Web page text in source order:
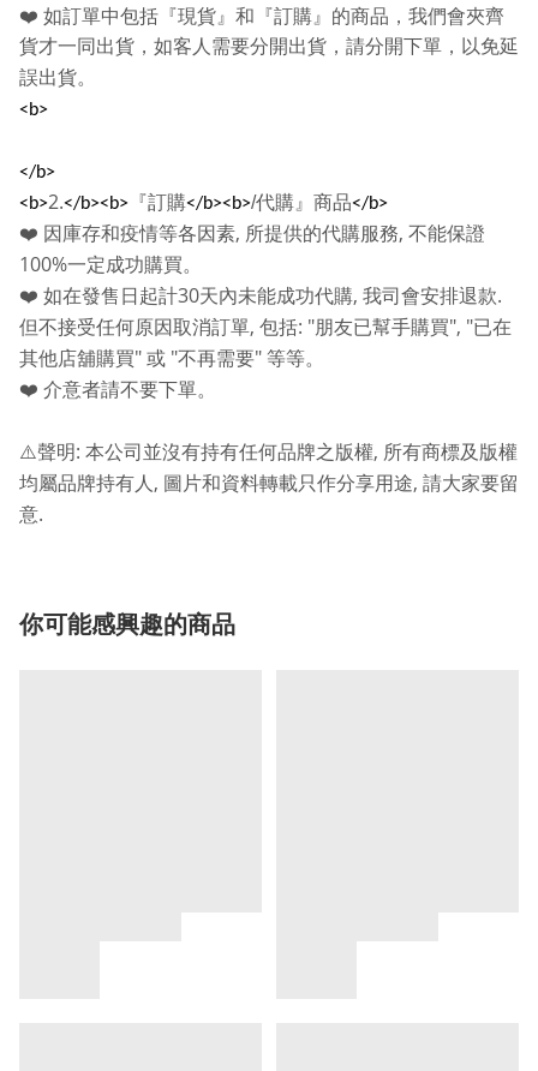
❤️ 如訂單中包括『現貨』和『訂購』的商品，我們會夾齊
貨才一同出貨，如客人需要分開出貨，請分開下單，以免延
誤出貨。
<b>
</b>
<b>2.</b><b> 『訂購</b><b>/代購』商品</b>
❤️ 因庫存和疫情等各因素, 所提供的代購服務, 不能保證
100%一定成功購買。
❤️ 如在發售日起計30天內未能成功代購, 我司會安排退款.
但不接受任何原因取消訂單, 包括: "朋友已幫手購買", "已在
其他店舖購買" 或 "不再需要" 等等。
❤️ 介意者請不要下單。
⚠️聲明: 本公司並沒有持有任何品牌之版權, 所有商標及版權
均屬品牌持有人 , 圖片和資料轉載只作分享用途, 請大家要留
意.
你可能感興趣的商品